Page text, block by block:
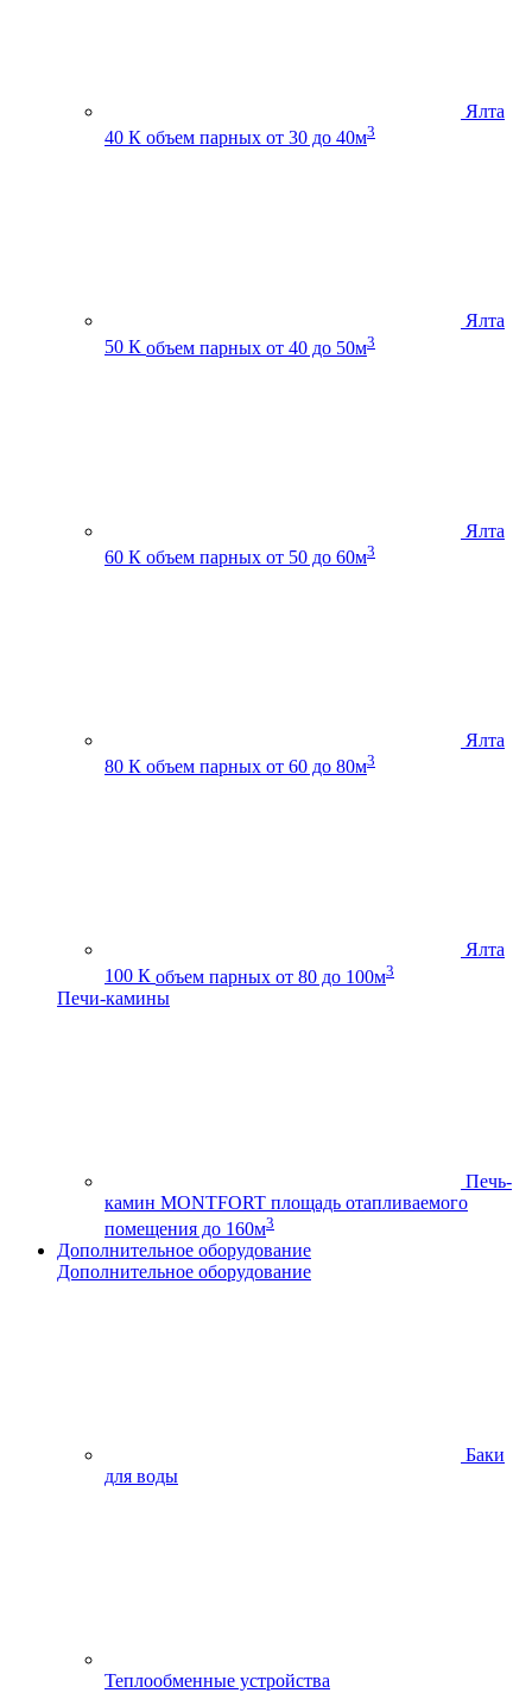
Ялта
40 К объем парных от 30 до 40м3
Ялта
50 К объем парных от 40 до 50м3
Ялта
60 К объем парных от 50 до 60м3
Ялта
80 К объем парных от 60 до 80м3
Ялта
100 К объем парных от 80 до 100м3
Печи-камины
Печь-
камин MONTFORT площадь отапливаемого
помещения до 160м3
Дополнительное оборудование
Дополнительное оборудование
Баки
для воды
Теплообменные устройства